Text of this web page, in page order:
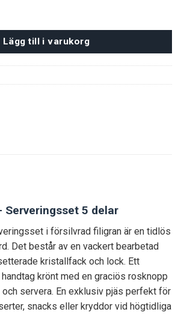
mängd
Lägg till i varukorg
Serveringsset 5 delar
i försilvrad filigran är en tidlös
Det består av en vackert bearbetad
kristallfack och lock. Ett
krönt med en graciös rosknopp
servera. En exklusiv pjäs perfekt för
snacks eller kryddor vid högtidliga